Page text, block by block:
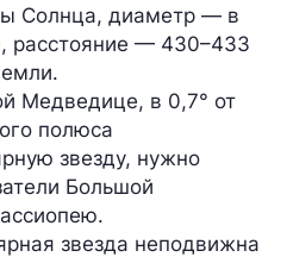
Солнца, диаметр — в
расстояние — 430–433
Медведице, в 0,7° от
полюса
звезду, нужно
Большой
звезда неподвижна